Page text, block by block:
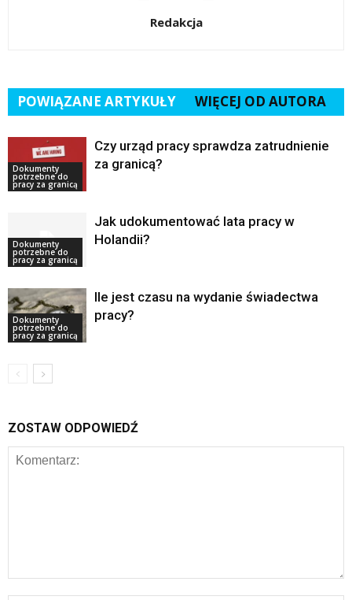
Redakcja
POWIĄZANE ARTYKUŁY WIĘCEJ OD AUTORA
Dokumenty
potrzebne do
pracy za granicą
Czy urząd pracy sprawdza zatrudnienie
za granicą?
Dokumenty
potrzebne do
pracy za granicą
Jak udokumentować lata pracy w
Holandii?
Dokumenty
potrzebne do
pracy za granicą
Ile jest czasu na wydanie świadectwa
pracy?
ZOSTAW ODPOWIEDŹ